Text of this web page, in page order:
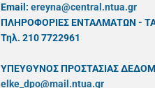
Email: ereyna@central.ntua.gr
ΠΛΗΡΟΦΟΡΙΕΣ ΕΝΤΑΛΜΑΤΩΝ -
Τηλ. 210 7722961
ΥΠΕΥΘYΝΟΣ ΠΡΟΣΤΑΣΙΑΣ
elke_dpo@mail.ntua.gr